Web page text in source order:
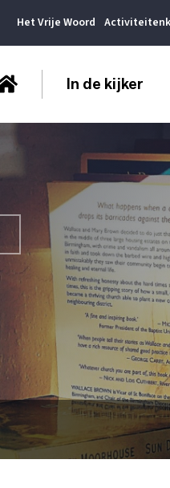
Het Vrije Woord
In de kijker